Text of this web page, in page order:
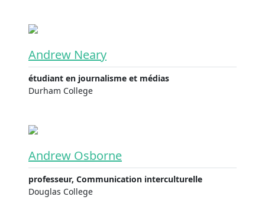
Andrew Neary
étudiant en journalisme et médias
Durham College
Andrew Osborne
professeur, Communication interculturelle
Douglas College